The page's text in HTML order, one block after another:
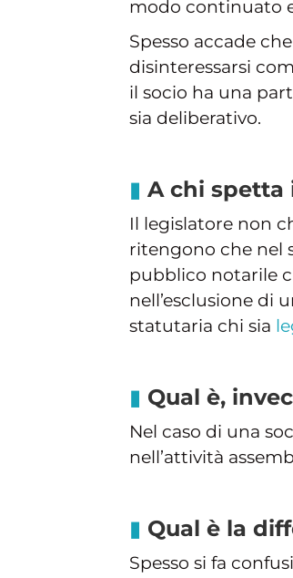
modo continuato
Spesso accade
disinteressarsi
il socio ha una
sia deliberativo.
A chi spetta
Il legislatore non
ritengono che nel
pubblico notarile
nell’esclusione di
statutaria chi sia
Qual è,
Nel caso di una
nell’attività
Qual è la
Spesso si fa